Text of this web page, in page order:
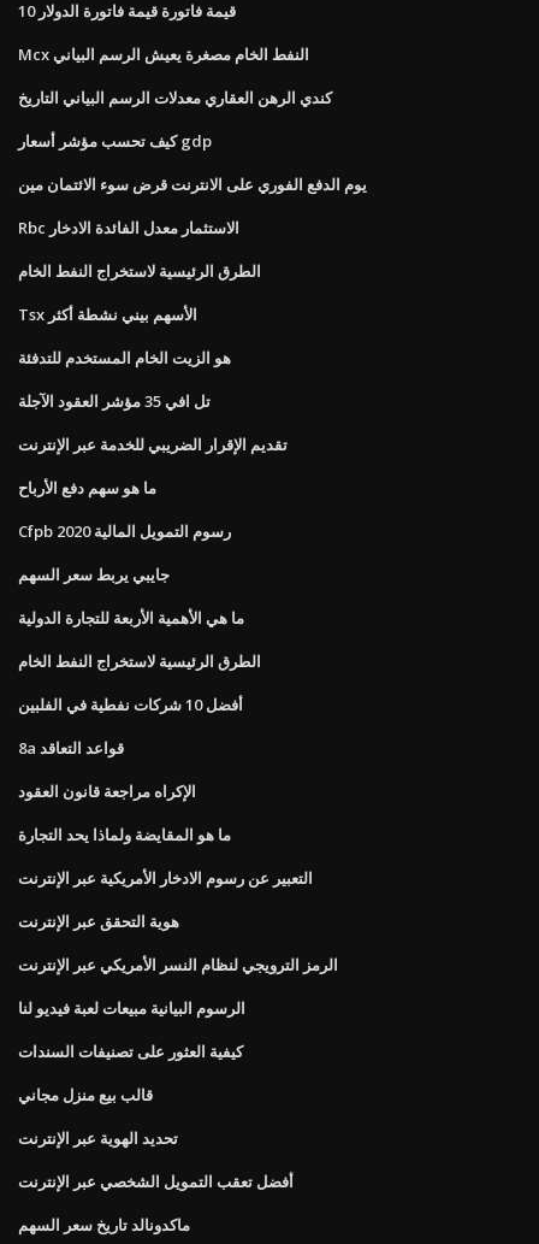
10 قيمة فاتورة قيمة فاتورة الدولار
Mcx النفط الخام مصغرة يعيش الرسم البياني
كندي الرهن العقاري معدلات الرسم البياني التاريخ
كيف تحسب مؤشر أسعار gdp
يوم الدفع الفوري على الانترنت قرض سوء الائتمان مين
Rbc الاستثمار معدل الفائدة الادخار
الطرق الرئيسية لاستخراج النفط الخام
Tsx الأسهم بيني نشطة أكثر
هو الزيت الخام المستخدم للتدفئة
تل افي 35 مؤشر العقود الآجلة
تقديم الإقرار الضريبي للخدمة عبر الإنترنت
ما هو سهم دفع الأرباح
Cfpb رسوم التمويل المالية 2020
جايبي يربط سعر السهم
ما هي الأهمية الأربعة للتجارة الدولية
الطرق الرئيسية لاستخراج النفط الخام
أفضل 10 شركات نفطية في الفلبين
8a قواعد التعاقد
الإكراه مراجعة قانون العقود
ما هو المقايضة ولماذا يحد التجارة
التعبير عن رسوم الادخار الأمريكية عبر الإنترنت
هوية التحقق عبر الإنترنت
الرمز الترويجي لنظام النسر الأمريكي عبر الإنترنت
الرسوم البيانية مبيعات لعبة فيديو لنا
كيفية العثور على تصنيفات السندات
قالب بيع منزل مجاني
تحديد الهوية عبر الإنترنت
أفضل تعقب التمويل الشخصي عبر الإنترنت
ماكدونالد تاريخ سعر السهم